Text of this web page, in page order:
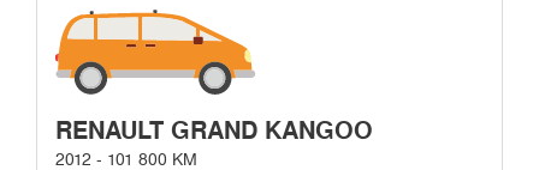
RENAULT GRAND KANGOO
2012 - 101 800 KM